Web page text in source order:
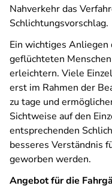
Nahverkehr das
Schlichtungsvorschlag.
Ein wichtiges
geflüchteten
erleichtern. Viele
erst im Rahmen der
zu tage und
Sichtweise auf den
entsprechenden
besseres Verständnis
geworben werden.
Angebot für die